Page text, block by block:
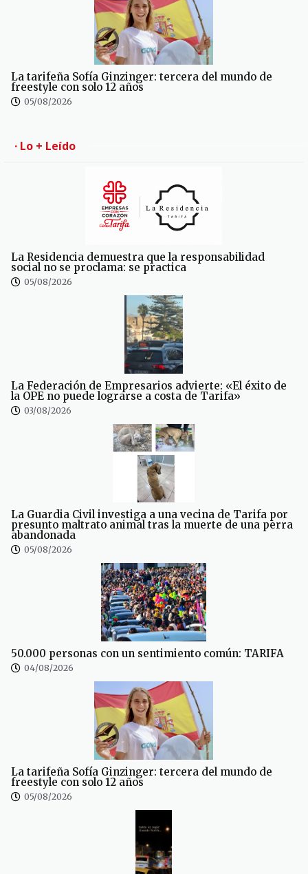
La tarifeña Sofía Ginzinger: tercera del mundo de
freestyle con solo 12 años
05/08/2026
· Lo + Leído
La Residencia demuestra que la responsabilidad
social no se proclama: se practica
05/08/2026
La Federación de Empresarios advierte: «El éxito de
la OPE no puede lograrse a costa de Tarifa»
03/08/2026
La Guardia Civil investiga a una vecina de Tarifa por
presunto maltrato animal tras la muerte de una perra
abandonada
05/08/2026
50.000 personas con un sentimiento común: TARIFA
04/08/2026
La tarifeña Sofía Ginzinger: tercera del mundo de
freestyle con solo 12 años
05/08/2026